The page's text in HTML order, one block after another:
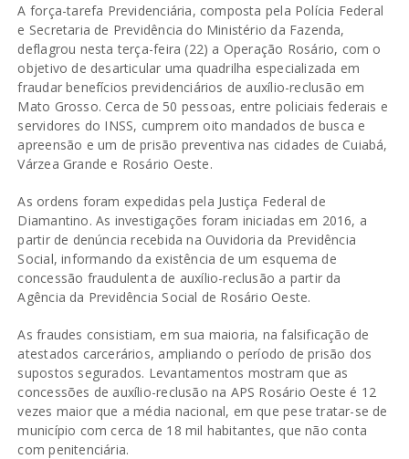
A força-tarefa Previdenciária, composta pela Polícia Federal
e Secretaria de Previdência do Ministério da Fazenda,
deflagrou nesta terça-feira (22) a Operação Rosário, com o
objetivo de desarticular uma quadrilha especializada em
fraudar benefícios previdenciários de auxílio-reclusão em
Mato Grosso. Cerca de 50 pessoas, entre policiais federais e
servidores do INSS, cumprem oito mandados de busca e
apreensão e um de prisão preventiva nas cidades de Cuiabá,
Várzea Grande e Rosário Oeste.
As ordens foram expedidas pela Justiça Federal de
Diamantino. As investigações foram iniciadas em 2016, a
partir de denúncia recebida na Ouvidoria da Previdência
Social, informando da existência de um esquema de
concessão fraudulenta de auxílio-reclusão a partir da
Agência da Previdência Social de Rosário Oeste.
As fraudes consistiam, em sua maioria, na falsificação de
atestados carcerários, ampliando o período de prisão dos
supostos segurados. Levantamentos mostram que as
concessões de auxílio-reclusão na APS Rosário Oeste é 12
vezes maior que a média nacional, em que pese tratar-se de
município com cerca de 18 mil habitantes, que não conta
com penitenciária.